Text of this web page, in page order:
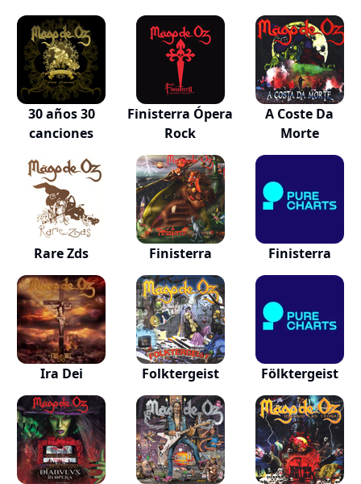
30 años 30
canciones
Finisterra Ópera
Rock
A Coste Da
Morte
Rare Zds Finisterra Finisterra
Ira Dei Folktergeist Fölktergeist